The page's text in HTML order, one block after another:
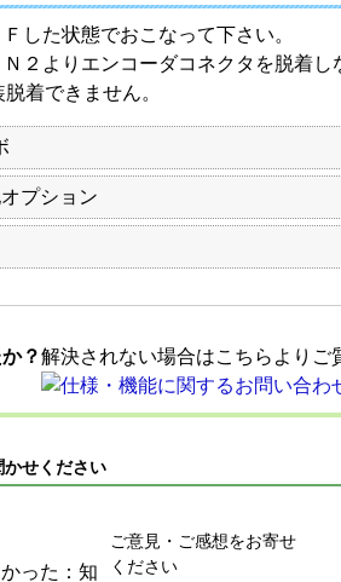
した状態でおこなって下さい。
２よりエンコーダコネクタを脱着し
着できません。
プション
？解決されない場合はこちらよりご
せください
った：知
ご意見・ご感想をお寄せ
ください